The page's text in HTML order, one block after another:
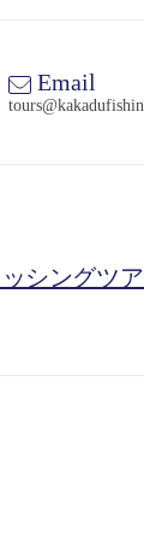
Email
シングツ